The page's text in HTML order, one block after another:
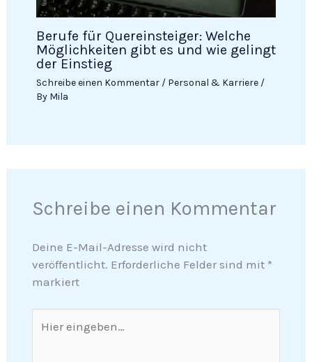
Berufe für Quereinsteiger: Welche
Möglichkeiten gibt es und wie gelingt
der Einstieg
Schreibe einen Kommentar / Personal & Karriere/
By Mila
Schreibe einen Kommentar
Deine E-Mail-Adresse wird nicht
veröffentlicht. Erforderliche Felder sind mit *
markiert
eingeben…